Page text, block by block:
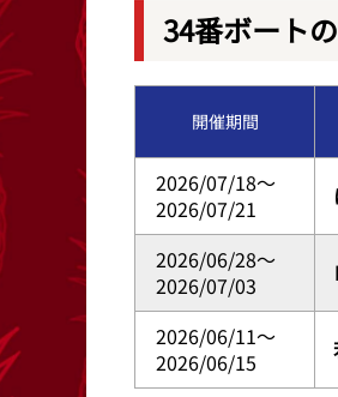
レース結果
モーター抽選結果
34番ボート
開催期間
2026/07/18～
2026/07/21
2026/06/28～
2026/07/03
2026/06/11～
2026/06/15